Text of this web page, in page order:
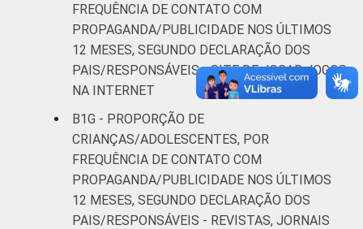
FREQUÊNCIA DE CONTATO COM
PROPAGANDA/PUBLICIDADE NOS ÚLTIMOS
12 MESES, SEGUNDO DECLARAÇÃO DOS
PAIS/RESPONSÁVEIS - SITE DE JOGAR JOGOS
NA INTERNET
B1G - PROPORÇÃO DE
CRIANÇAS/ADOLESCENTES, POR
FREQUÊNCIA DE CONTATO COM
PROPAGANDA/PUBLICIDADE NOS ÚLTIMOS
12 MESES, SEGUNDO DECLARAÇÃO DOS
PAIS/RESPONSÁVEIS - REVISTAS, JORNAIS